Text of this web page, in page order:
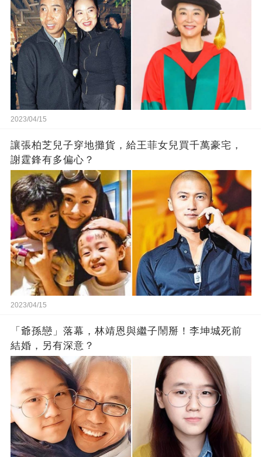
2023/04/15
讓張柏芝兒子穿地攤貨，給王菲女兒買千萬豪宅，
謝霆鋒有多偏心？
2023/04/15
「爺孫戀」落幕，林靖恩與繼子鬧掰！李坤城死前
結婚，另有深意？